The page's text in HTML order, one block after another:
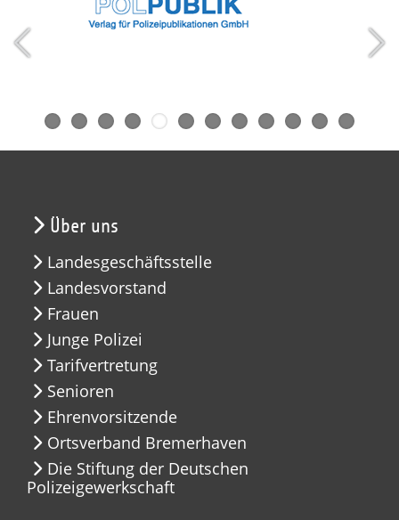
Über uns
Landesgeschäftsstelle
Landesvorstand
Frauen
Junge Polizei
Tarifvertretung
Senioren
Ehrenvorsitzende
Ortsverband Bremerhaven
Die Stiftung der Deutschen
Polizeigewerkschaft